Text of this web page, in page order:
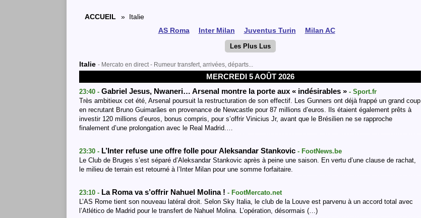
ACCUEIL
» Italie
AS Roma
Inter Milan Juventus Turin Milan AC
Les Plus Lus
Italie - Mercato en direct - Rumeur transfert, arrivées, départs...
MERCREDI 5 AOÛT 2026
23:40 - Gabriel Jesus, Nwaneri… Arsenal montre la porte aux « indésirables » - Sport.fr
Très ambitieux cet été, Arsenal poursuit la restructuration de son effectif. Les Gunners ont déjà frappé un grand coup
en recrutant Bruno Guimarães en provenance de Newcastle pour 87 millions d’euros. Ils étaient également prêts à
investir 120 millions d’euros, bonus compris, pour s’offrir Vinicius Jr, avant que le Brésilien ne se rapproche
finalement d’une prolongation avec le Real Madrid.…
23:30 - L’Inter refuse une offre folle pour Aleksandar Stankovic - FootNews.be
Le Club de Bruges s’est séparé d’Aleksandar Stankovic après à peine une saison. En vertu d’une clause de rachat,
le milieu de terrain est retourné à l’Inter Milan pour une somme forfaitaire.
23:10 - La Roma va s’offrir Nahuel Molina ! - FootMercato.net
L’AS Rome tient son nouveau latéral droit. Selon Sky Italia, le club de la Louve est parvenu à un accord total avec
l’Atlético de Madrid pour le transfert de Nahuel Molina. L’opération, désormais (…)